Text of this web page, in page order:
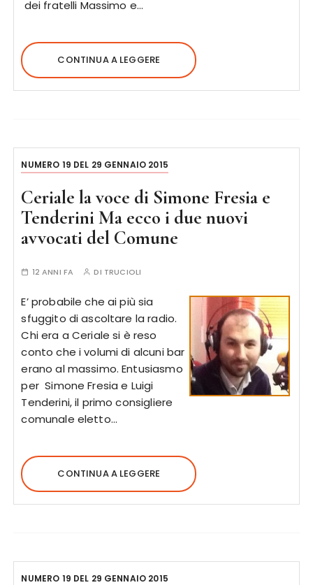
dei fratelli Massimo e…
CONTINUA A LEGGERE
NUMERO 19 DEL 29 GENNAIO 2015
Ceriale la voce di Simone Fresia e
Tenderini Ma ecco i due nuovi
avvocati del Comune
12 ANNI FA DI TRUCIOLI
E’ probabile che ai più sia
sfuggito di ascoltare la radio.
Chi era a Ceriale si è reso
conto che i volumi di alcuni bar
erano al massimo. Entusiasmo
per Simone Fresia e Luigi
Tenderini, il primo consigliere
comunale eletto…
CONTINUA A LEGGERE
NUMERO 19 DEL 29 GENNAIO 2015